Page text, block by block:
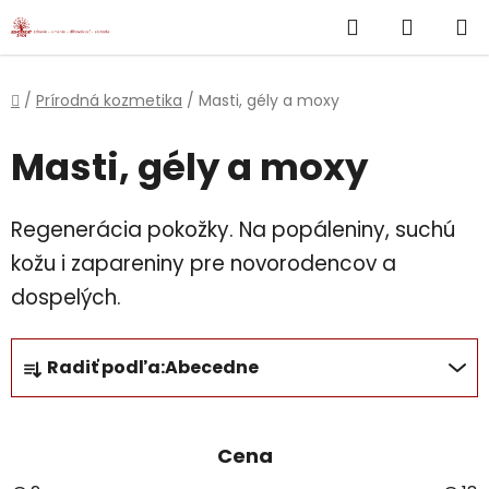
Prejsť
na
Hľadať
KOŠÍK
Domov
/ Prírodná kozmetika / Masti, gély a moxy
Masti, gély a moxy
Regenerácia pokožky. Na popáleniny, suchú
kožu i zapareniny pre novorodencov a
dospelých.
R
a
d
Radiť podľa:Abecedne
Cena